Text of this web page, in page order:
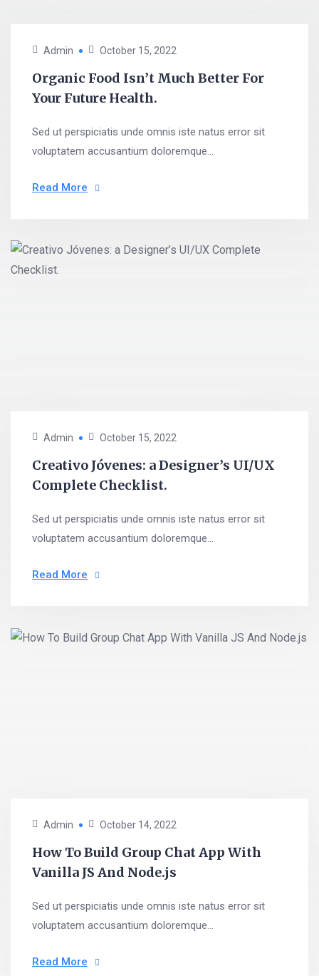
Admin October 15, 2022
Organic Food Isn’t Much Better For
Your Future Health.
Sed ut perspiciatis unde omnis iste natus error sit
voluptatem accusantium doloremque...
Read More
Admin October 15, 2022
Creativo Jóvenes: a Designer’s UI/UX
Complete Checklist.
Sed ut perspiciatis unde omnis iste natus error sit
voluptatem accusantium doloremque...
Read More
Admin October 14, 2022
How To Build Group Chat App With
Vanilla JS And Node.js
Sed ut perspiciatis unde omnis iste natus error sit
voluptatem accusantium doloremque...
Read More